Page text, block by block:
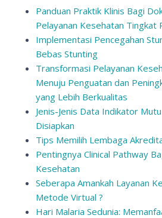
Panduan Praktik Klinis Bagi
Pelayanan Kesehatan Tingkat
Implementasi Pencegahan
Bebas Stunting
Transformasi Pelayanan
Menuju Penguatan dan
yang Lebih Berkualitas
Jenis-Jenis Data Indikator
Disiapkan
Tips Memilih Lembaga
Pentingnya Clinical Pathway
Kesehatan
Seberapa Amankah Layanan
Metode Virtual ?
Hari Malaria Sedunia: